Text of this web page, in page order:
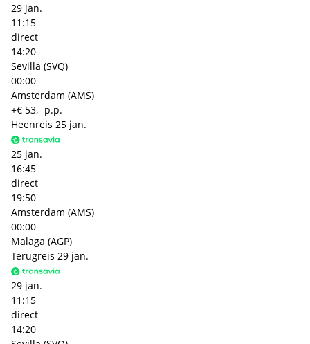
29 jan.
11:15
direct
14:20
Sevilla (SVQ)
00:00
Amsterdam (AMS)
+€ 53,- p.p.
Heenreis 25 jan.
25 jan.
16:45
direct
19:50
Amsterdam (AMS)
00:00
Malaga (AGP)
Terugreis 29 jan.
29 jan.
11:15
direct
14:20